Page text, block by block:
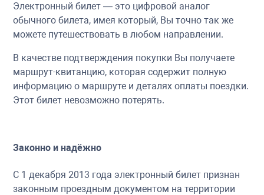
Электронный билет — это цифровой аналог
обычного билета, имея который, Вы точно так же
можете путешествовать в любом направлении.
В качестве подтверждения покупки Вы получаете
маршрут-квитанцию, которая содержит полную
информацию о маршруте и деталях оплаты поездки.
Этот билет невозможно потерять.
Законно и надёжно
С 1 декабря 2013 года электронный билет признан
законным проездным документом на территории